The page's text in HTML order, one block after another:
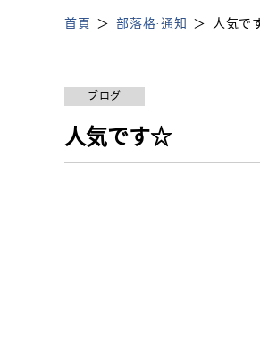
首頁 部落格·通知 人気で
ブログ
人気です☆